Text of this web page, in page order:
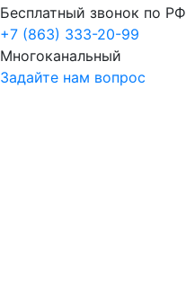
Бесплатный звонок по РФ
+7 (863) 333-20-99
Многоканальный
Задайте нам вопрос